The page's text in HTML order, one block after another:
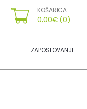
KOŠARICA
0,00€ (0)
ZAPOSLOVANJE